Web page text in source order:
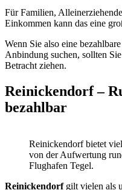
Für Familien,
Einkommen kann das eine
Wenn Sie also eine
Anbindung suchen, sollten
Betracht ziehen.
Reinickendorf –
bezahlbar
Reinickendorf bietet
von der Aufwertung
Flughafen Tegel.
Reinickendorfgilt vielen als